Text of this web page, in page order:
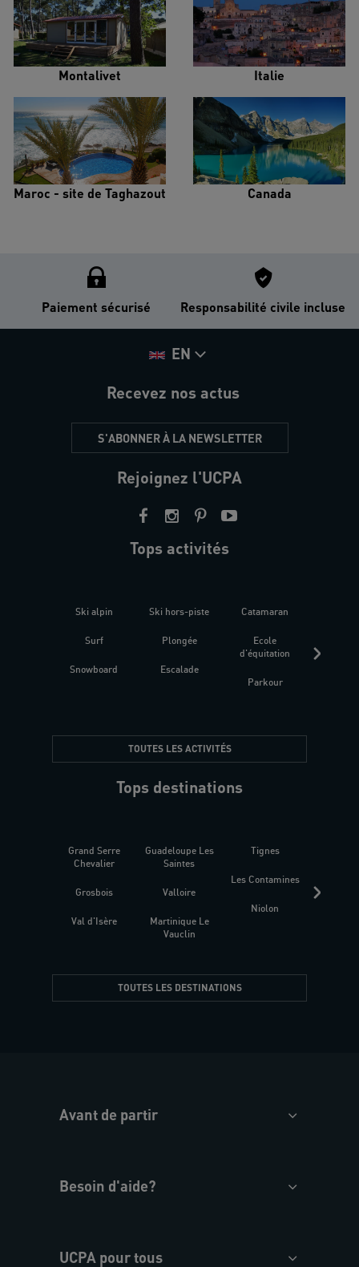
Montalivet Italie
Maroc - site de Taghazout Canada
Paiement sécurisé Responsabilité civile incluse
EN
Recevez nos actus
S'ABONNER À LA NEWSLETTER
Rejoignez l'UCPA
Tops activités
Ski alpin
Surf
Snowboard
Ski hors-piste
Plongée
Escalade
Catamaran
Ecole
d'équitation
Parkour
TOUTES LES ACTIVITÉS
Tops destinations
Grand Serre
Chevalier
Grosbois
Val d'Isère
Guadeloupe Les
Saintes
Valloire
Martinique Le
Vauclin
Tignes
Les Contamines
Niolon
TOUTES LES DESTINATIONS
Avant de partir
Besoin d'aide?
UCPA pour tous